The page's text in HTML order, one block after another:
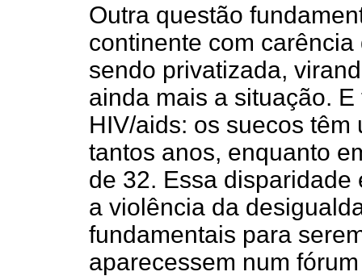
Outra questão
continente com
sendo privatizada,
ainda mais a situação.
HIV/aids: os suecos
tantos anos, enquanto
de 32. Essa
a violência da
fundamentais para
aparecessem num